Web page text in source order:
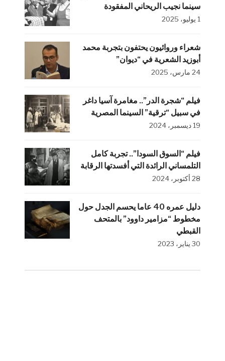
سينما نجيب الريحاني المفقودة
1 يوليو، 2025
شعراء وروائيون يحتفون بتجربة محمد
أبوزيد الشعرية في “ديوان”
24 مارس، 2025
فيلم “شجرة الدر”.. مغامرة آسيا داغر
في سبيل “ترقية” السينما المصرية
19 ديسمبر، 2024
فيلم “السوق السودا”.. تجربة كامل
التلمساني الرائدة التي أفسدتها الرقابة
28 أكتوبر، 2024
دليل عمره 40 عاما يحسم الجدل حول
مخطوط “مزامير داوود” بالمتحف
القبطي
30 يناير، 2023